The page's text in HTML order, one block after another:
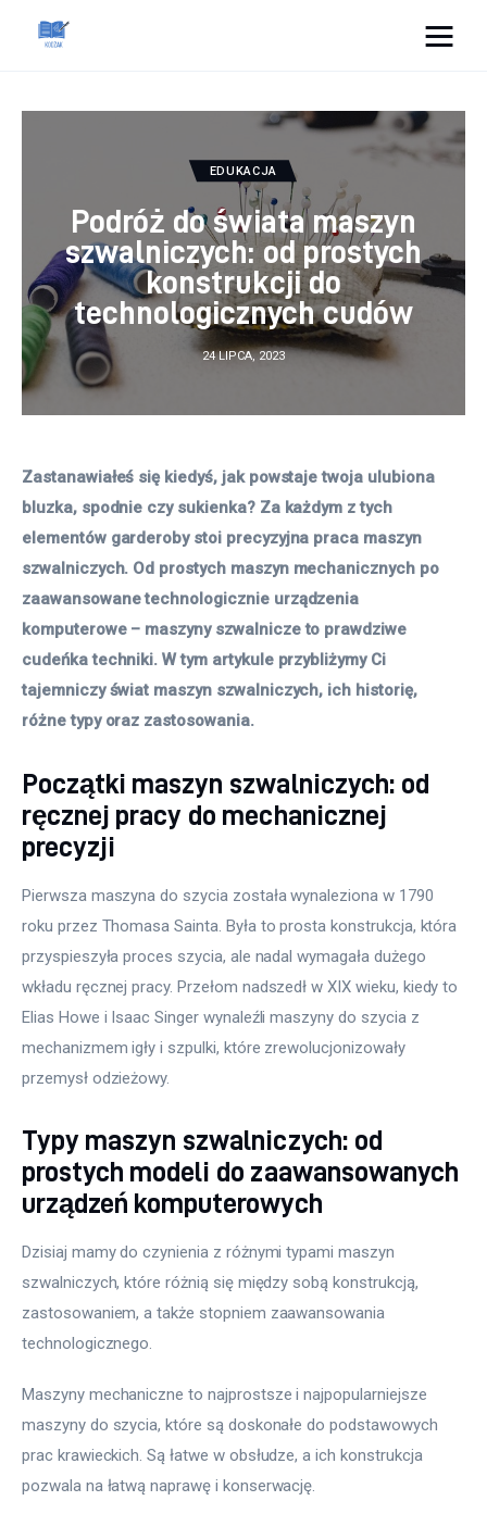
Lifestyle
Uroda
Więcej
EDUKACJA
Podróż do świata maszyn
szwalniczych: od prostych
konstrukcji do
technologicznych cudów
24 LIPCA, 2023
Zastanawiałeś się kiedyś, jak powstaje twoja ulubiona
bluzka, spodnie czy sukienka? Za każdym z tych
elementów garderoby stoi precyzyjna praca maszyn
szwalniczych. Od prostych maszyn mechanicznych po
zaawansowane technologicznie urządzenia
komputerowe – maszyny szwalnicze to prawdziwe
cudeńka techniki. W tym artykule przybliżymy Ci
tajemniczy świat maszyn szwalniczych, ich historię,
różne typy oraz zastosowania.
Początki maszyn szwalniczych: od
ręcznej pracy do mechanicznej
precyzji
Pierwsza maszyna do szycia została wynaleziona w 1790
roku przez Thomasa Sainta. Była to prosta konstrukcja, która
przyspieszyła proces szycia, ale nadal wymagała dużego
wkładu ręcznej pracy. Przełom nadszedł w XIX wieku, kiedy to
Elias Howe i Isaac Singer wynaleźli maszyny do szycia z
mechanizmem igły i szpulki, które zrewolucjonizowały
przemysł odzieżowy.
Typy maszyn szwalniczych: od
prostych modeli do zaawansowanych
urządzeń komputerowych
Dzisiaj mamy do czynienia z różnymi typami maszyn
szwalniczych, które różnią się między sobą konstrukcją,
zastosowaniem, a także stopniem zaawansowania
technologicznego.
Maszyny mechaniczne to najprostsze i najpopularniejsze
maszyny do szycia, które są doskonałe do podstawowych
prac krawieckich. Są łatwe w obsłudze, a ich konstrukcja
pozwala na łatwą naprawę i konserwację.